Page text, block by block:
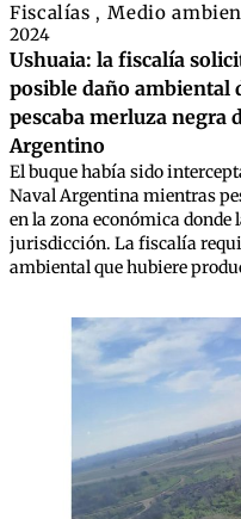
Fiscalías , Medio
2024
Ushuaia: la fiscalía
posible daño ambiental
pescaba merluza negra
Argentino
El buque había sido
Naval Argentina mientras
en la zona económica
jurisdicción. La fiscalía
ambiental que hubiere